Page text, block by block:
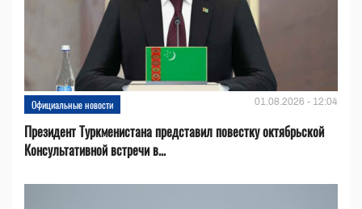
Официальные новости 01.08.2026 - 12:04
Президент Туркменистана представил повестку октябрьской
Консультативной встречи в...